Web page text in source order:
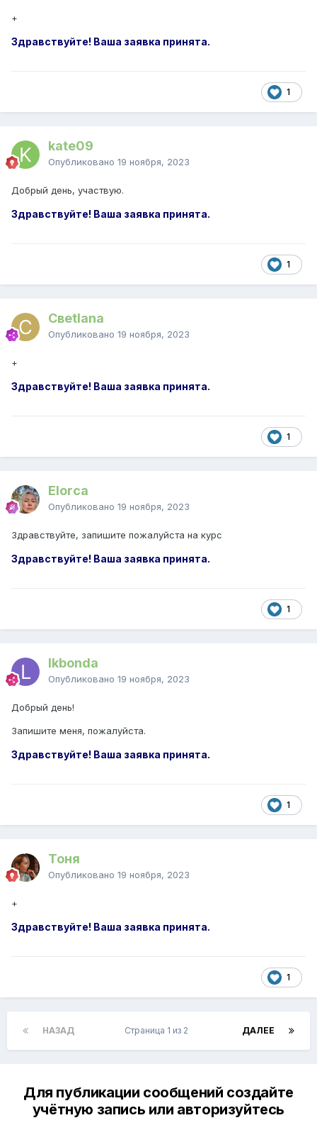
+
Здравствуйте! Ваша заявка принята.
1
kate09
Опубликовано 19 ноября, 2023
Добрый день, участвую.
Здравствуйте! Ваша заявка принята.
1
Свetlana
Опубликовано 19 ноября, 2023
+
Здравствуйте! Ваша заявка принята.
1
Elorca
Опубликовано 19 ноября, 2023
Здравствуйте, запишите пожалуйста на курс
Здравствуйте! Ваша заявка принята.
1
lkbonda
Опубликовано 19 ноября, 2023
Добрый день!
Запишите меня, пожалуйста.
Здравствуйте! Ваша заявка принята.
1
Тоня
Опубликовано 19 ноября, 2023
+
Здравствуйте! Ваша заявка принята.
1
НАЗАД ДАЛЕЕ
Страница 1 из 2
Для публикации сообщений создайте
учётную запись или авторизуйтесь